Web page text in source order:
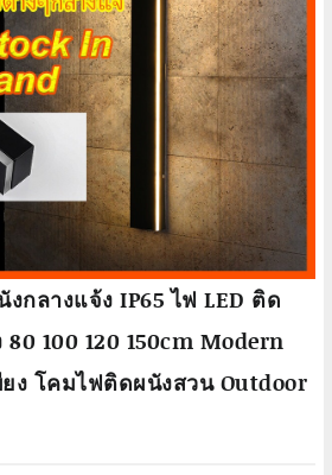
กลางแจ้ง IP65 ไฟ LED ติด
100 120 150cm Modern
ง โคมไฟติดผนังสวน Outdoor